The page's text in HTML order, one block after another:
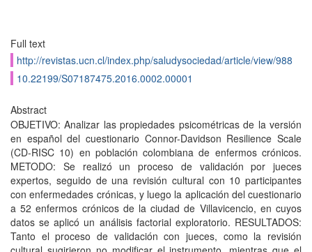
Full text
http://revistas.ucn.cl/index.php/saludysociedad/article/view/988
10.22199/S07187475.2016.0002.00001
Abstract
OBJETIVO: Analizar las propiedades psicométricas de la versión
en español del cuestionario Connor-Davidson Resilience Scale
(CD-RISC 10) en población colombiana de enfermos crónicos.
METODO: Se realizó un proceso de validación por jueces
expertos, seguido de una revisión cultural con 10 participantes
con enfermedades crónicas, y luego la aplicación del cuestionario
a 52 enfermos crónicos de la ciudad de Villavicencio, en cuyos
datos se aplicó un análisis factorial exploratorio. RESULTADOS:
Tanto el proceso de validación con jueces, como la revisión